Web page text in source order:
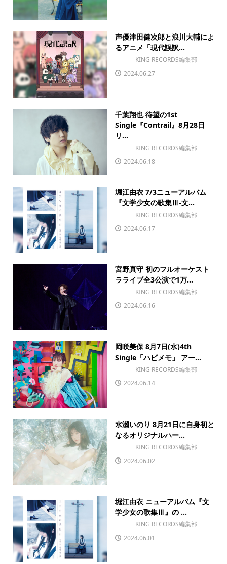
声優津田健次郎と浪川大輔によ
るアニメ「現代誤訳...
KING RECORDS編集部
2024.06.27
千葉翔也 待望の1st
Single『Contrail』8月28日
リ...
KING RECORDS編集部
2024.06.18
堀江由衣 7/3ニューアルバム
『文学少女の歌集Ⅲ-文...
KING RECORDS編集部
2024.06.17
宮野真守 初のフルオーケスト
ラライブ全3公演で1万...
KING RECORDS編集部
2024.06.16
岡咲美保 8月7日(水)4th
Single「ハピメモ」 アー...
KING RECORDS編集部
2024.06.14
水瀬いのり 8月21日に自身初と
なるオリジナルハー...
KING RECORDS編集部
2024.06.02
堀江由衣 ニューアルバム『文
学少女の歌集Ⅲ』の ...
KING RECORDS編集部
2024.06.01